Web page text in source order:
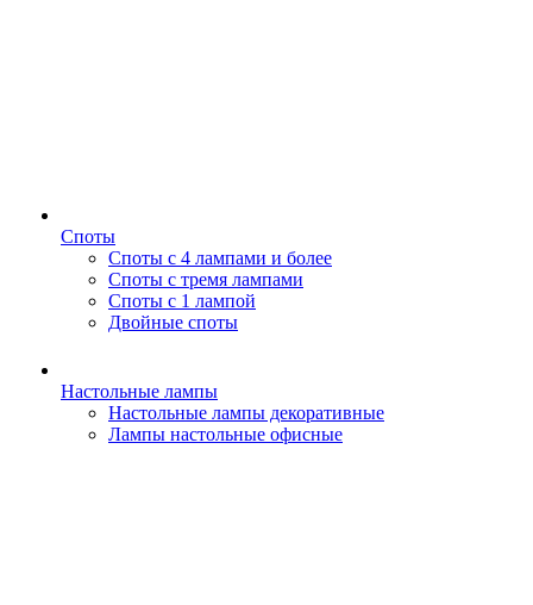
Споты
Споты с 4 лампами и более
Споты с тремя лампами
Споты с 1 лампой
Двойные споты
Настольные лампы
Настольные лампы декоративные
Лампы настольные офисные